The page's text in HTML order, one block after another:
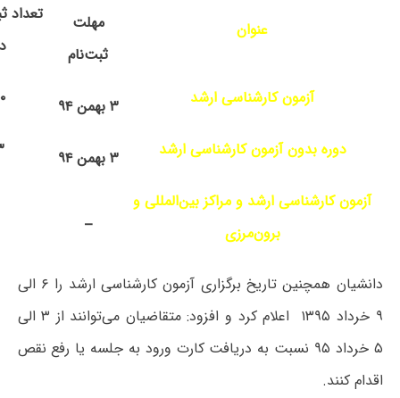
عنوان
مهلت
ثبت‌نام
آزمون کارشناسی ارشد ۳ بهمن ۹۴
دوره بدون آزمون کارشناسی ارشد ۳ بهمن ۹۴
آزمون کارشناسی ارشد و مراکز بین‌المللی و
برون‌مرزی
–
دانشیان همچنین تاریخ برگزاری آزمون کارشناسی ارشد را ۶ الی
۹ خرداد ۱۳۹۵ اعلام کرد و افزود: متقاضیان می‌توانند از ۳ الی
۵ خرداد ۹۵ نسبت به دریافت کارت ورود به جلسه یا رفع نقص
اقدام کنند.